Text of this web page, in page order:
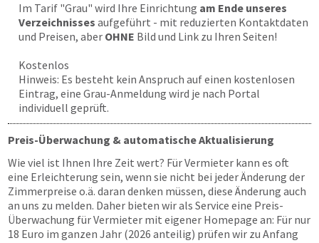
Im Tarif "Grau" wird Ihre Einrichtung am Ende unseres
Verzeichnisses aufgeführt - mit reduzierten Kontaktdaten
und Preisen, aber OHNE Bild und Link zu Ihren Seiten!
Kostenlos
Hinweis: Es besteht kein Anspruch auf einen kostenlosen
Eintrag, eine Grau-Anmeldung wird je nach Portal
individuell geprüft.
Preis-Überwachung & automatische Aktualisierung
Wie viel ist Ihnen Ihre Zeit wert? Für Vermieter kann es oft
eine Erleichterung sein, wenn sie nicht bei jeder Änderung der
Zimmerpreise o.ä. daran denken müssen, diese Änderung auch
an uns zu melden. Daher bieten wir als Service eine Preis-
Überwachung für Vermieter mit eigener Homepage an: Für nur
18 Euro im ganzen Jahr (2026 anteilig) prüfen wir zu Anfang